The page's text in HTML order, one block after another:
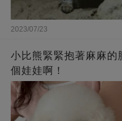
2023/07/23
小比熊緊緊抱著麻麻的
個娃娃啊！